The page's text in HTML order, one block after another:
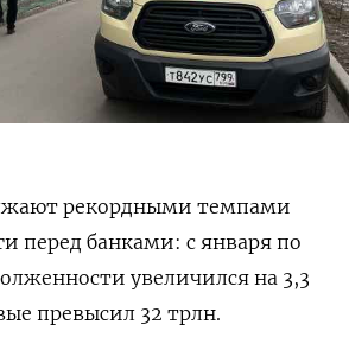
рекордными темпами
перед банками: с января по
увеличился на 3,3
превысил 32 трлн.